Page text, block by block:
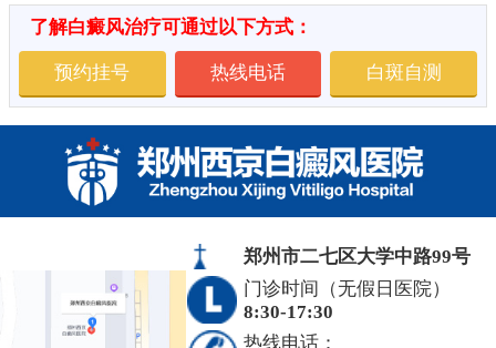
了解白癜风治疗可通过以下方式：
预约挂号 热线电话 白斑自测
郑州市二七区大学中路99号
门诊时间（无假日医院）
8:30-17:30
热线电话：